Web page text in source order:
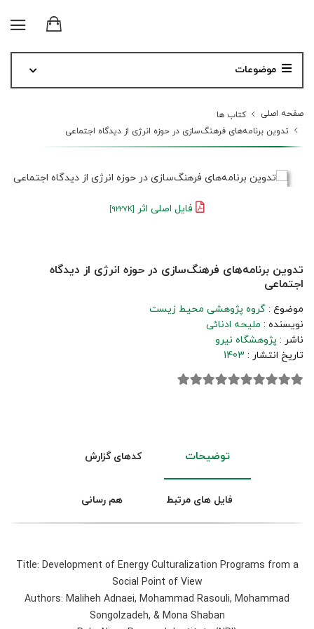
موضوعات
صفحه اصلی
کتاب ها
تدوین برنامه‌های فرهنگ‌سازی در حوزه انرژی از دیدگاه اجتماعی
فایل اصلی اثر [9227K]
تدوین برنامه‌های فرهنگ‌سازی در حوزه انرژی از دیدگاه
اجتماعی
موضوع : گروه پژوهشی محیط زیست
نویسنده : ملیحه ادنائی
ناشر : پژوهشگاه نیرو
تاریخ انتشار : 1403
توضیحات کدهای گزارش
فایل های مرتبط هم رسانی
Title: Development of Energy Culturalization Programs from a
Social Point of View
Authors: Maliheh Adnaei, Mohammad Rasouli, Mohammad
Songolzadeh, & Mona Shaban